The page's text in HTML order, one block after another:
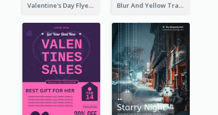
Valentine's Day Flyer With Photo Of Couple Blur And Yellow Travelling Flyer Decorated With Photo